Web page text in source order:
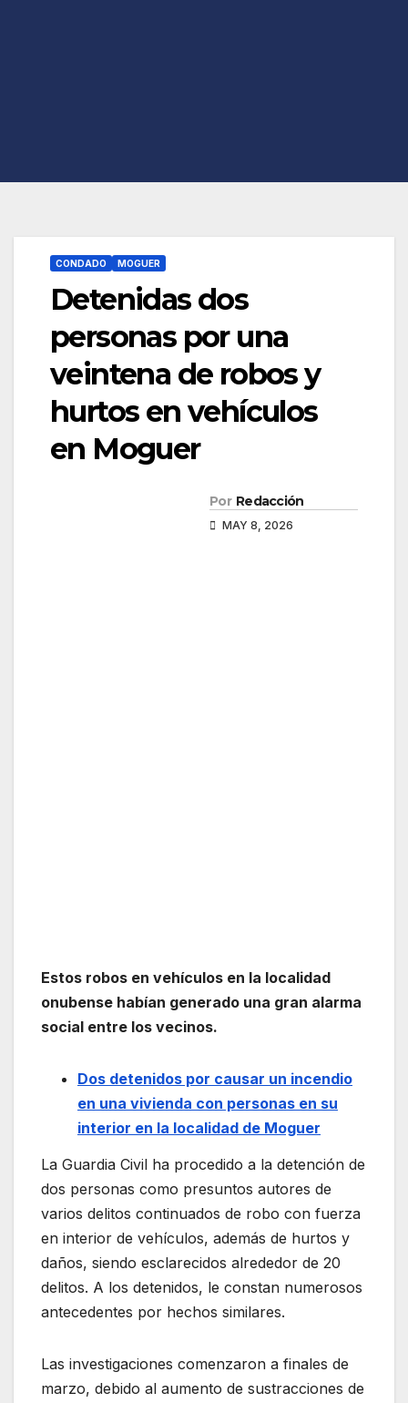
CONDADO MOGUER
Detenidas dos
personas por una
veintena de robos y
hurtos en vehículos
en Moguer
Por Redacción
MAY 8, 2026
Estos robos en vehículos en la localidad
onubense habían generado una gran alarma
social entre los vecinos.
Dos detenidos por causar un incendio
en una vivienda con personas en su
interior en la localidad de Moguer
La Guardia Civil ha procedido a la detención de
dos personas como presuntos autores de
varios delitos continuados de robo con fuerza
en interior de vehículos, además de hurtos y
daños, siendo esclarecidos alrededor de 20
delitos. A los detenidos, le constan numerosos
antecedentes por hechos similares.
Las investigaciones comenzaron a finales de
marzo, debido al aumento de sustracciones de